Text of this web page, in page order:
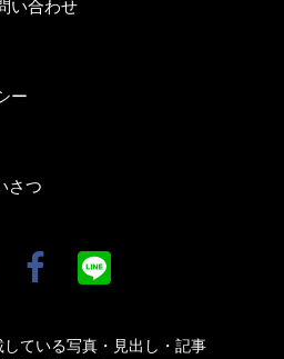
い合わせ
ー
さつ
ている写真・見出し・記事